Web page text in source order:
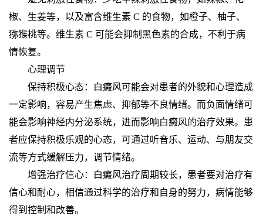
椒、生姜等，以及富含维生素 C 的食物，如橙子、柚子、
猕猴桃等。维生素 C 可能会抑制黑色素的合成，不利于病
情恢复。
心理调节
保持积极心态：白癜风可能会对患者的外貌和心理造成
一定影响，容易产生焦虑、抑郁等不良情绪。而负面情绪可
能会影响神经内分泌系统，进而影响白癜风的治疗效果。患
者应保持积极乐观的心态，可通过听音乐、运动、与朋友交
流等方式缓解压力，调节情绪。
增强治疗信心：白癜风治疗周期较长，患者要对治疗有
信心和耐心，相信通过科学的治疗和自身的努力，病情能够
得到控制和改善。